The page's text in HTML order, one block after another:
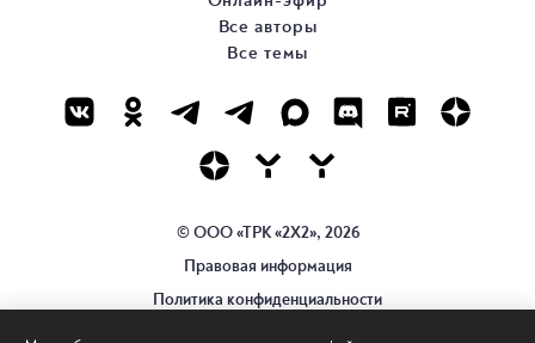
Все авторы
Все темы
© ООО «ТРК «2Х2», 2026
Правовая информация
Политика конфиденциальности